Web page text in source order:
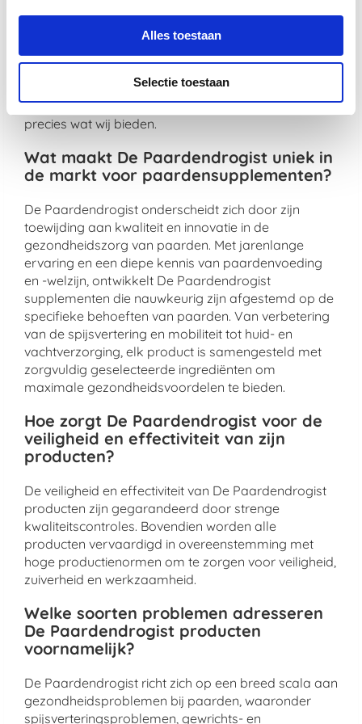
Alles toestaan
Selectie toestaan
het leven van uw dier te realiseren.
Kies voor de kwaliteit van De Paardendrogist en
zorgvuldig samengestelde producten. Uw dier
verdient immers niets minder dan het beste, en dat is
precies wat wij bieden.
Wat maakt De Paardendrogist uniek in
de markt voor paardensupplementen?
De Paardendrogist onderscheidt zich door zijn
toewijding aan kwaliteit en innovatie in de
gezondheidszorg van paarden. Met jarenlange
ervaring en een diepe kennis van paardenvoeding
en -welzijn, ontwikkelt De Paardendrogist
supplementen die nauwkeurig zijn afgestemd op de
specifieke behoeften van paarden. Van verbetering
van de spijsvertering en mobiliteit tot huid- en
vachtverzorging, elk product is samengesteld met
zorgvuldig geselecteerde ingrediënten om
maximale gezondheidsvoordelen te bieden.
Hoe zorgt De Paardendrogist voor de
veiligheid en effectiviteit van zijn
producten?
De veiligheid en effectiviteit van De Paardendrogist
producten zijn gegarandeerd door strenge
kwaliteitscontroles. Bovendien worden alle
producten vervaardigd in overeenstemming met
hoge productienormen om te zorgen voor veiligheid,
zuiverheid en werkzaamheid.
Welke soorten problemen adresseren
De Paardendrogist producten
voornamelijk?
De Paardendrogist richt zich op een breed scala aan
gezondheidsproblemen bij paarden, waaronder
spijsverteringsproblemen, gewrichts- en